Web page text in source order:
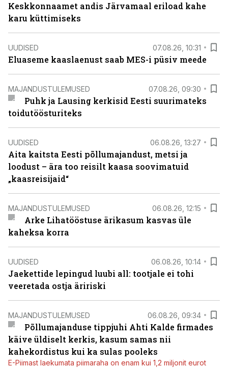
Keskkonnaamet andis Järvamaal eriload kahe
karu küttimiseks
UUDISED 07.08.26, 10:31
Eluaseme kaaslaenust saab MES-i püsiv meede
MAJANDUSTULEMUSED 07.08.26, 09:30
Puhk ja Lausing kerkisid Eesti suurimateks
toidutöösturiteks
UUDISED 06.08.26, 13:27
Aita kaitsta Eesti põllumajandust, metsi ja
loodust – ära too reisilt kaasa soovimatuid
„kaasreisijaid“
MAJANDUSTULEMUSED 06.08.26, 12:15
Arke Lihatööstuse ärikasum kasvas üle
kaheksa korra
UUDISED 06.08.26, 10:14
Jaekettide lepingud luubi all: tootjale ei tohi
veeretada ostja äririski
MAJANDUSTULEMUSED 06.08.26, 09:34
Põllumajanduse tippjuhi Ahti Kalde firmades
käive üldiselt kerkis, kasum samas nii
kahekordistus kui ka sulas pooleks
E-Piimast laekumata piimaraha on enam kui 1,2 miljonit eurot